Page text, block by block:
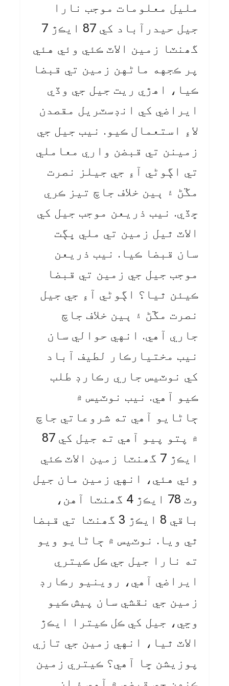
مليل معلومات موجب نارا
جيل حيدرآباد کي 87 ايڪڙ 7
گھنٽا زمين الاٽ ڪئي وئي هئي
پر ڪجهه ماڻهن زمين تي قبضا
ڪيا، اهڙي ريت جيل جي وڏي
ايراضي کي انڊسٽريل مقصدن
لاءِ استعمال ڪيو. نيب جيل جي
زمينن تي قبضن واري معاملي
تي اڳوڻي آءِ جي جيلز نصرت
مڱڻ ۽ ٻين خلاف جاچ تيز ڪري
ڇڏي. نيب ذريعن موجب جيل کي
الاٽ ٿيل زمين تي ملي ڀڳت
سان قبضا ڪيا. نيب ذريعن
موجب جيل جي زمين تي قبضا
ڪيئن ٿيا؟ اڳوڻي آءِ جي جيل
نصرت مڱڻ ۽ ٻين خلاف جاچ
جاري آهي. انهي حوالي سان
نيب مختيارڪار لطيف آباد
کي نوٽيس جاري رڪارڊ طلب
ڪيو آهي. نيب نوٽيس ۾
ڄاڻايو آهي ته شروعاتي جاچ
۾ پتو پيو آهي ته جيل کي 87
ايڪڙ 7 گھنٽا زمين الاٽ ڪئي
وئي هئي، انهي زمين مان جيل
وٽ 78 ايڪڙ 4 گھنٽا آهن،
باقي 8 ايڪڙ 3 گھنٽا تي قبضا
ٿي ويا. نوٽيس ۾ ڄاڻايو ويو
ته نارا جيل جي ڪل ڪيتري
ايراضي آهي، روينيو رڪارڊ
زمين جي نقشي سان پيش ڪيو
وڃي، جيل کي ڪل ڪيترا ايڪڙ
الاٽ ٿيا، انهي زمين جي تازي
پوزيشن ڇا آهي؟ ڪيتري زمين